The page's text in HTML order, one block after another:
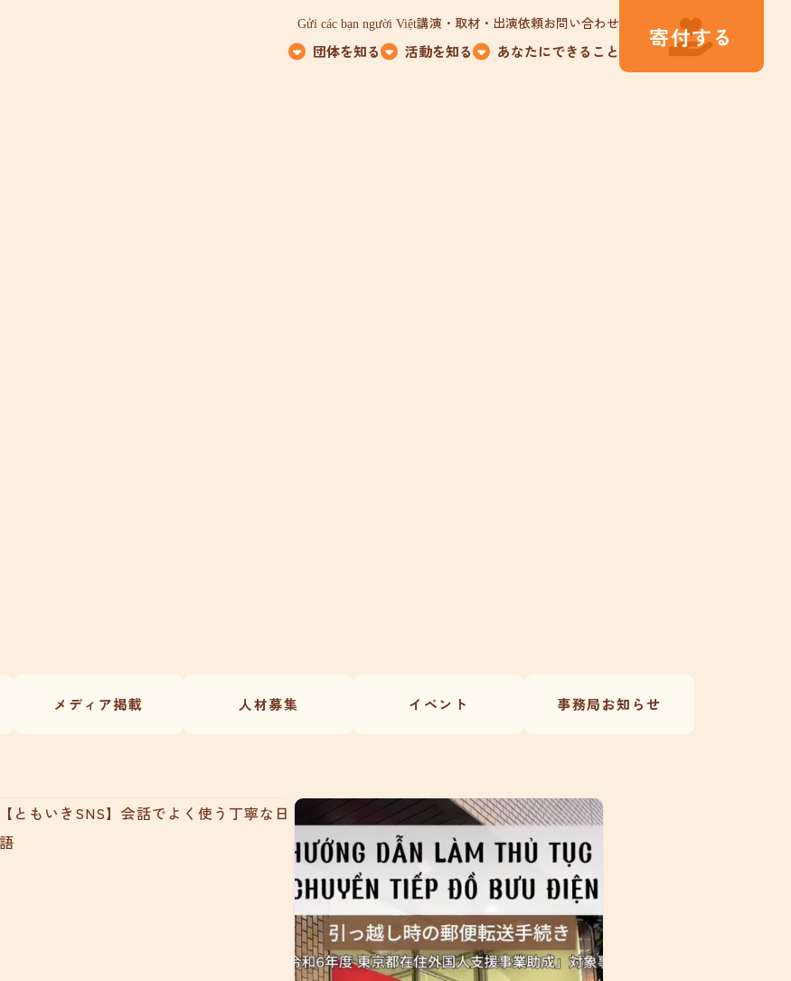
Gửi các bạn người Việt講演・取材・出演依頼お問い合わせ
団体を知る 活動を知る あなたにできること
寄付する
メディア掲載 人材募集 イベント 事務局お知らせ